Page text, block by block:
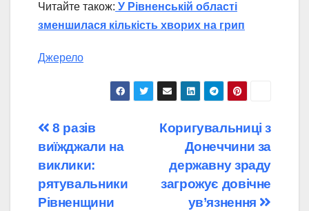
Читайте також: У Рівненській області
зменшилася кількість хворих на грип
Джерело
Навігація
записів
Коригувальниці з
Донеччини за
державну зраду
загрожує довічне
ув’язнення
8 разів
виїжджали на
виклики:
рятувальники
Рівненщини